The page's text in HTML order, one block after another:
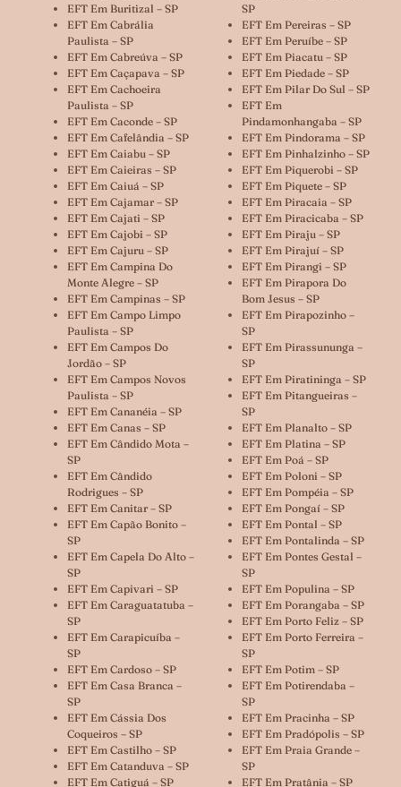
EFT Em Buritizal – SP
EFT Em Cabrália
Paulista – SP
EFT Em Cabreúva – SP
EFT Em Caçapava – SP
EFT Em Cachoeira
Paulista – SP
EFT Em Caconde – SP
EFT Em Cafelândia – SP
EFT Em Caiabu – SP
EFT Em Caieiras – SP
EFT Em Caiuá – SP
EFT Em Cajamar – SP
EFT Em Cajati – SP
EFT Em Cajobi – SP
EFT Em Cajuru – SP
EFT Em Campina Do
Monte Alegre – SP
EFT Em Campinas – SP
EFT Em Campo Limpo
Paulista – SP
EFT Em Campos Do
Jordão – SP
EFT Em Campos Novos
Paulista – SP
EFT Em Cananéia – SP
EFT Em Canas – SP
EFT Em Cândido Mota –
SP
EFT Em Cândido
Rodrigues – SP
EFT Em Canitar – SP
EFT Em Capão Bonito –
SP
EFT Em Capela Do Alto –
SP
EFT Em Capivari – SP
EFT Em Caraguatatuba –
SP
EFT Em Carapicuíba –
SP
EFT Em Cardoso – SP
EFT Em Casa Branca –
SP
EFT Em Cássia Dos
Coqueiros – SP
EFT Em Castilho – SP
EFT Em Catanduva – SP
EFT Em Catiguá – SP
SP
EFT Em Pereiras – SP
EFT Em Peruíbe – SP
EFT Em Piacatu – SP
EFT Em Piedade – SP
EFT Em Pilar Do Sul – SP
EFT Em
Pindamonhangaba – SP
EFT Em Pindorama – SP
EFT Em Pinhalzinho – SP
EFT Em Piquerobi – SP
EFT Em Piquete – SP
EFT Em Piracaia – SP
EFT Em Piracicaba – SP
EFT Em Piraju – SP
EFT Em Pirajuí – SP
EFT Em Pirangi – SP
EFT Em Pirapora Do
Bom Jesus – SP
EFT Em Pirapozinho –
SP
EFT Em Pirassununga –
SP
EFT Em Piratininga – SP
EFT Em Pitangueiras –
SP
EFT Em Planalto – SP
EFT Em Platina – SP
EFT Em Poá – SP
EFT Em Poloni – SP
EFT Em Pompéia – SP
EFT Em Pongaí – SP
EFT Em Pontal – SP
EFT Em Pontalinda – SP
EFT Em Pontes Gestal –
SP
EFT Em Populina – SP
EFT Em Porangaba – SP
EFT Em Porto Feliz – SP
EFT Em Porto Ferreira –
SP
EFT Em Potim – SP
EFT Em Potirendaba –
SP
EFT Em Pracinha – SP
EFT Em Pradópolis – SP
EFT Em Praia Grande –
SP
EFT Em Pratânia – SP